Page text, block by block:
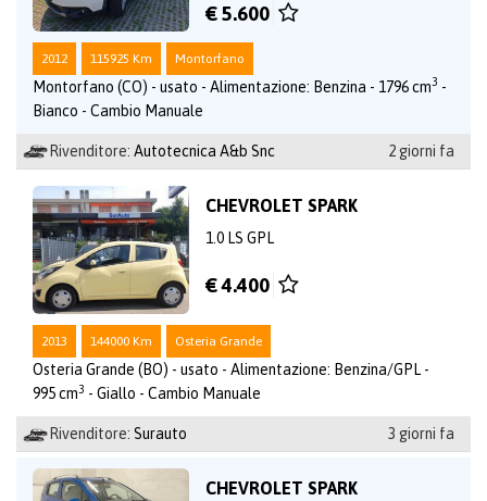
€ 5.600
2012 115925 Km Montorfano
Montorfano (CO) - usato - Alimentazione: Benzina - 1796 cm3 -
Bianco - Cambio Manuale
Rivenditore: Autotecnica A&b Snc 2 giorni fa
CHEVROLET SPARK
1.0 LS GPL
€ 4.400
2013 144000 Km Osteria Grande
Osteria Grande (BO) - usato - Alimentazione: Benzina/GPL -
995 cm3 - Giallo - Cambio Manuale
Rivenditore: Surauto 3 giorni fa
CHEVROLET SPARK